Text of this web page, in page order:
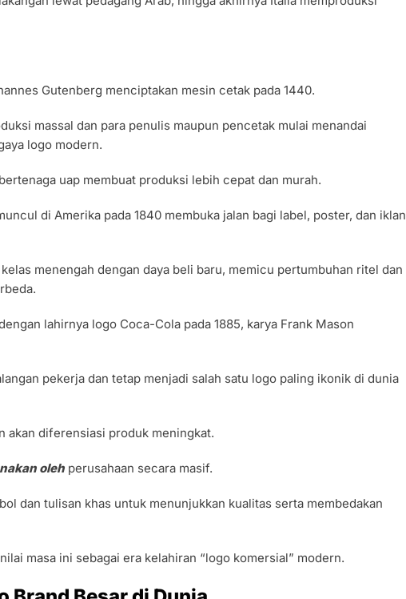
Gutenberg menciptakan mesin cetak pada 1440.
massal dan para penulis maupun pencetak mulai menandai
logo modern.
uap membuat produksi lebih cepat dan murah.
di Amerika pada 1840 membuka jalan bagi label, poster, dan iklan
menengah dengan daya beli baru, memicu pertumbuhan ritel dan
lahirnya logo Coca-Cola pada 1885, karya Frank Mason
pekerja dan tetap menjadi salah satu logo paling ikonik di dunia
akan diferensiasi produk meningkat.
oleh perusahaan secara masif.
dan tulisan khas untuk menunjukkan kualitas serta membedakan
masa ini sebagai era kelahiran “logo komersial” modern.